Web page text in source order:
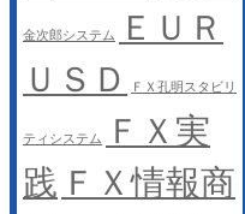
金次郎システム
ＥＵＲ
ＵＳＤ
ＦＸ孔明スタビリ
ティシステム
ＦＸ実
践 ＦＸ情報商